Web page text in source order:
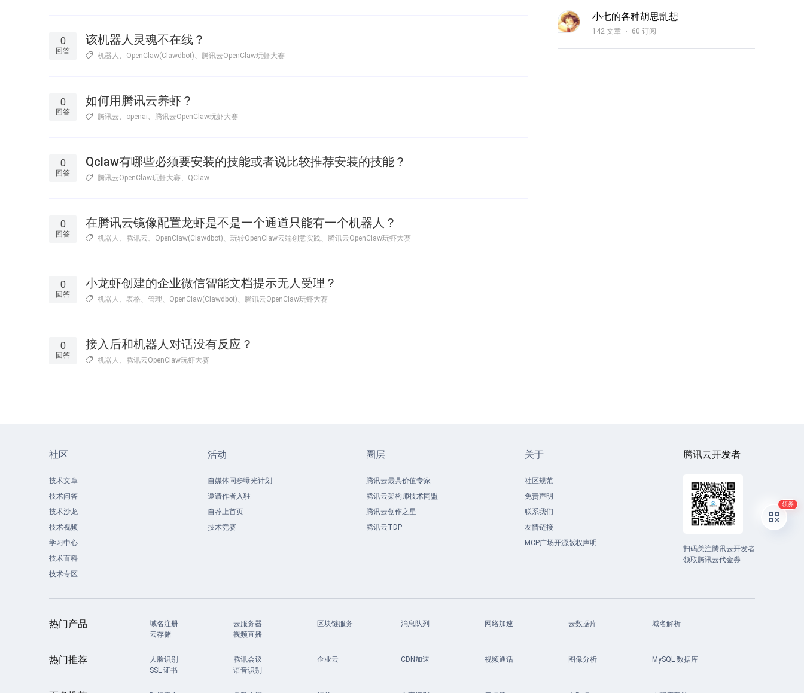
该机器人灵魂不在线？
0
回答
机器人 、 OpenClaw(Clawdbot)、 腾讯云OpenClaw玩虾大赛
如何用腾讯云养虾？
0
回答
腾讯云、 openai、 腾讯云OpenClaw玩虾大赛
Qclaw有哪些必须要安装的技能或者说比较推荐安装的技能？
0
回答
腾讯云OpenClaw玩虾大赛 QClaw
在腾讯云镜像配置龙虾是不是一个通道只能有一个机器人？
0
回答
机器人 、 腾讯云、 OpenClaw(Clawdbot)、 玩转OpenClaw云端创意实践、 腾讯云OpenClaw玩虾大赛
小龙虾创建的企业微信智能文档提示无人受理？
0
回答
机器人 、 表格、 管理、 OpenClaw(Clawdbot)、 腾讯云OpenClaw玩虾大赛
接入后和机器人对话没有反应？
0
回答
机器人 腾讯云OpenClaw玩虾大赛
小七的各种胡思乱想
142 文章 60 订阅
社区
技术文章
技术问答
技术沙龙
技术视频
学习中心
技术百科
技术专区
活动
自媒体同步曝光计划
邀请作者入驻
自荐上首页
技术竞赛
圈层
腾讯云最具价值专家
腾讯云架构师技术同盟
腾讯云创作之星
腾讯云TDP
关于
社区规范
免责声明
联系我们
友情链接
MCP广场开源版权声明
腾讯云开发者
扫码关注腾讯云开发者
领取腾讯云代金券
热门产品 域名注册 云服务器 区块链服务 消息队列 网络加速 云数据库
域名解析
云存储
视频直播
热门推荐 人脸识别 腾讯会议 企业云 CDN加速 视频通话 图像分析
MySQL 数据库
SSL 证书
语音识别
领券